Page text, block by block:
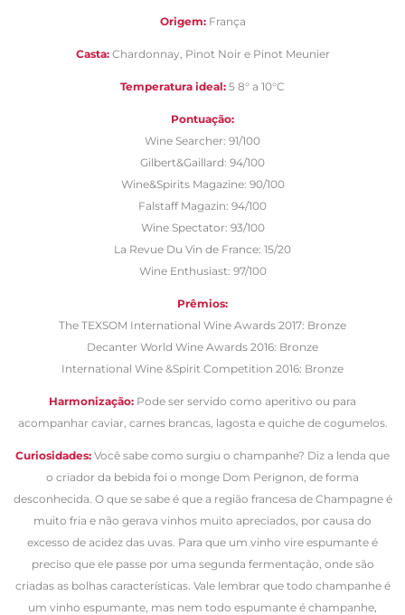
Origem: França
Casta: Chardonnay, Pinot Noir e Pinot Meunier
Temperatura ideal: 5 8° a 10°C
Pontuação:
Wine Searcher: 91/100
Gilbert&Gaillard: 94/100
Wine&Spirits Magazine: 90/100
Falstaff Magazin: 94/100
Wine Spectator: 93/100
La Revue Du Vin de France: 15/20
Wine Enthusiast: 97/100
Prêmios:
The TEXSOM International Wine Awards 2017: Bronze
Decanter World Wine Awards 2016: Bronze
International Wine &Spirit Competition 2016: Bronze
Harmonização: Pode ser servido como aperitivo ou para
acompanhar caviar, carnes brancas, lagosta e quiche de cogumelos.
Curiosidades: Você sabe como surgiu o champanhe? Diz a lenda que
o criador da bebida foi o monge Dom Perignon, de forma
desconhecida. O que se sabe é que a região francesa de Champagne é
muito fria e não gerava vinhos muito apreciados, por causa do
excesso de acidez das uvas. Para que um vinho vire espumante é
preciso que ele passe por uma segunda fermentação, onde são
criadas as bolhas características. Vale lembrar que todo champanhe é
um vinho espumante, mas nem todo espumante é champanhe,